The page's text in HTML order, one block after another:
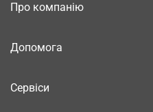
Про компанію
Допомога
Сервіси